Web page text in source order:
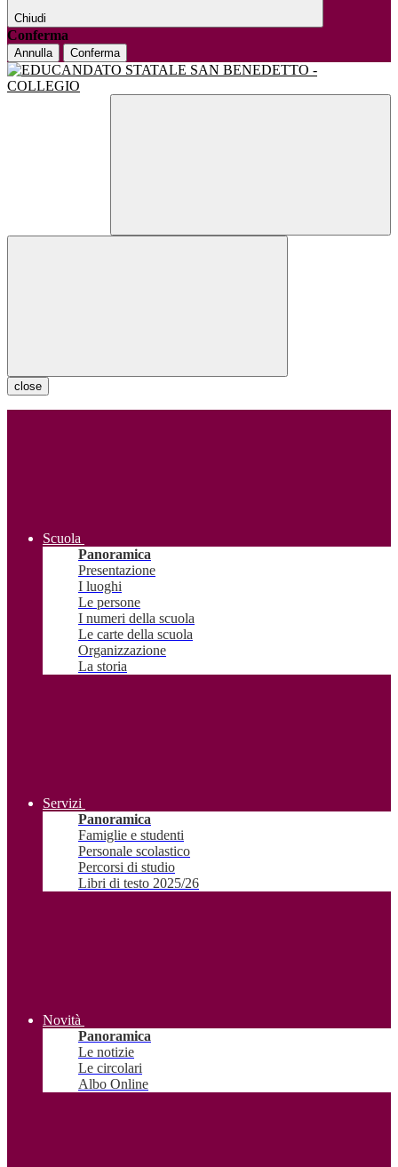
Chiudi
Conferma
Annulla Conferma
close
Scuola
Panoramica
Presentazione
I luoghi
Le persone
I numeri della scuola
Le carte della scuola
Organizzazione
La storia
Servizi
Panoramica
Famiglie e studenti
Personale scolastico
Percorsi di studio
Libri di testo 2025/26
Novità
Panoramica
Le notizie
Le circolari
Albo Online